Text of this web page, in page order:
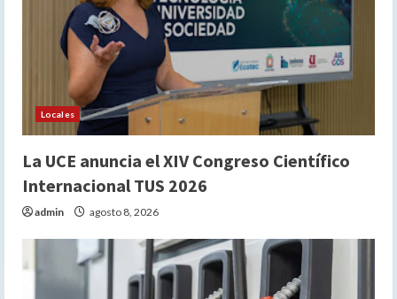
Locales
La UCE anuncia el XIV Congreso Científico
Internacional TUS 2026
admin agosto 8, 2026